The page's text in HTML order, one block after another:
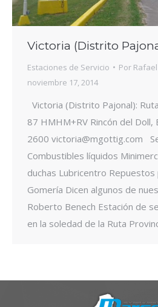
Victoria (Distrito
Estaciones de Servicio Por
noviembre 17, 2014
Victoria (Distrito Pajonal):
87 HMHM+RV Rincón del
2600 victoria@mgottig.com
Combustibles líquidos
duchas Lubricentro Repuestos
Gomería Dicen algunos de
Roberto Benech Estación de
en la soledad de la Ruta